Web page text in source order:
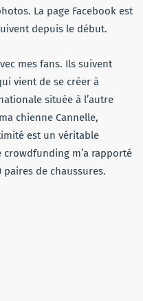
La page Facebook est
depuis le début.
mes fans. Ils suivent
vient de se créer à
située à l’autre
chienne Cannelle,
est un véritable
crowdfunding m’a rapporté
paires de chaussures.